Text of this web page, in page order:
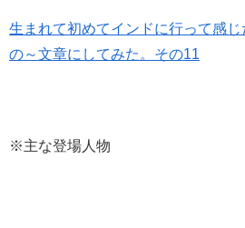
生まれて初めてインドに行って感じ
の～文章にしてみた。その11
※主な登場人物